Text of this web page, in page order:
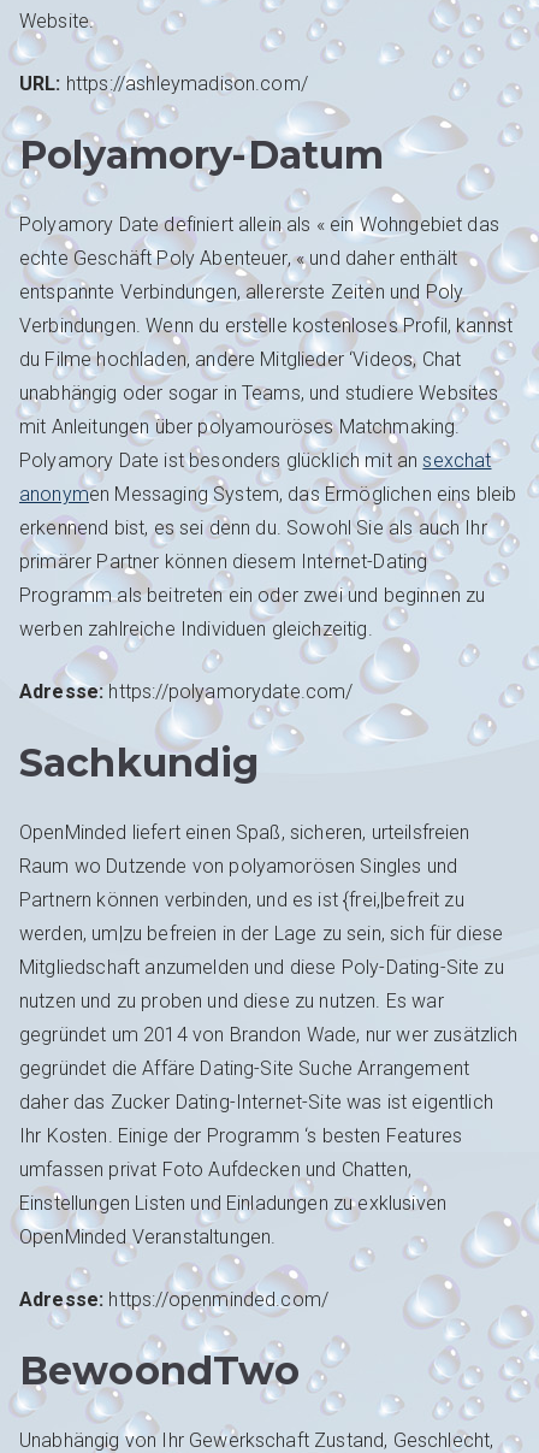
Website.
URL: https://ashleymadison.com/
Polyamory-Datum
Polyamory Date definiert allein als « ein Wohngebiet das
echte Geschäft Poly Abenteuer, « und daher enthält
entspannte Verbindungen, allererste Zeiten und Poly
Verbindungen. Wenn du erstelle kostenloses Profil, kannst
du Filme hochladen, andere Mitglieder ‘Videos, Chat
unabhängig oder sogar in Teams, und studiere Websites
mit Anleitungen über polyamouröses Matchmaking.
Polyamory Date ist besonders glücklich mit ansexchat
anonymen Messaging System, das Ermöglichen eins bleib
erkennend bist, es sei denn du. Sowohl Sie als auch Ihr
primärer Partner können diesem Internet-Dating
Programm als beitreten ein oder zwei und beginnen zu
werben zahlreiche Individuen gleichzeitig.
Adresse:https://polyamorydate.com/
Sachkundig
OpenMinded liefert einen Spaß, sicheren, urteilsfreien
Raum wo Dutzende von polyamorösen Singles und
Partnern können verbinden, und es ist {frei,|befreit zu
werden, um|zu befreien in der Lage zu sein, sich für diese
Mitgliedschaft anzumelden und diese Poly-Dating-Site zu
nutzen und zu proben und diese zu nutzen. Es war
gegründet um 2014 von Brandon Wade, nur wer zusätzlich
gegründet die Affäre Dating-Site Suche Arrangement
daher das Zucker Dating-Internet-Site was ist eigentlich
Ihr Kosten. Einige der Programm ‘s besten Features
umfassen privat Foto Aufdecken und Chatten,
Einstellungen Listen und Einladungen zu exklusiven
OpenMinded Veranstaltungen.
Adresse: https://openminded.com/
BewoondTwo
Unabhängig von Ihr Gewerkschaft Zustand, Geschlecht,